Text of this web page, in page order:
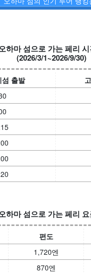
하마 섬으로 가는 페리
(2026/3/1~2026/9/30)
섬 출발
하마 섬으로 가는 페리
편도
1,720엔
870엔